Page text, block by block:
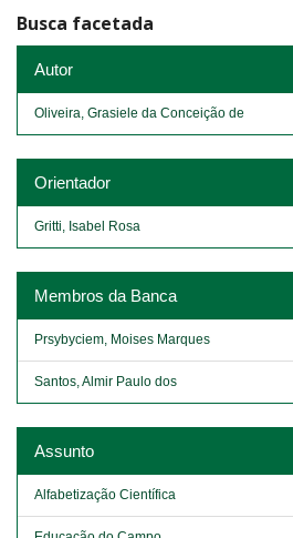
Busca facetada
Autor
Oliveira, Grasiele da Conceição de
Orientador
Gritti, Isabel Rosa
Membros da Banca
Prsybyciem, Moises Marques
Santos, Almir Paulo dos
Assunto
Alfabetização Científica